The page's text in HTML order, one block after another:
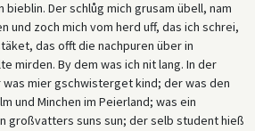
Der schlůg mich grusam übell, nam
und zoch mich vom herd uff, das ich schrei,
das offt die nachpuren über in
mirden. By dem was ich nit lang. In der
mier gschwisterget kind; der was den
und Minchen im Peierland; was ein
großvatters suns sun; der selb student hieß